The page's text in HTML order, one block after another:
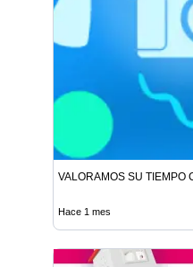
VALORAMOS SU TIEMPO
Hace 1 mes